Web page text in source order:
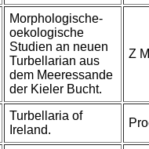
Morphologische-
oekologische
Studien an neuen
Turbellarian aus
dem Meeressande
der Kieler Bucht.
Z
Turbellaria of
Ireland.